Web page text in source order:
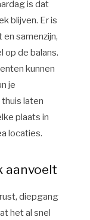
is dat
blijven. Er is
samenzijn,
op de balans.
kunnen
je
laten
plaats in
locaties.
aanvoelt
diepgang
het al snel